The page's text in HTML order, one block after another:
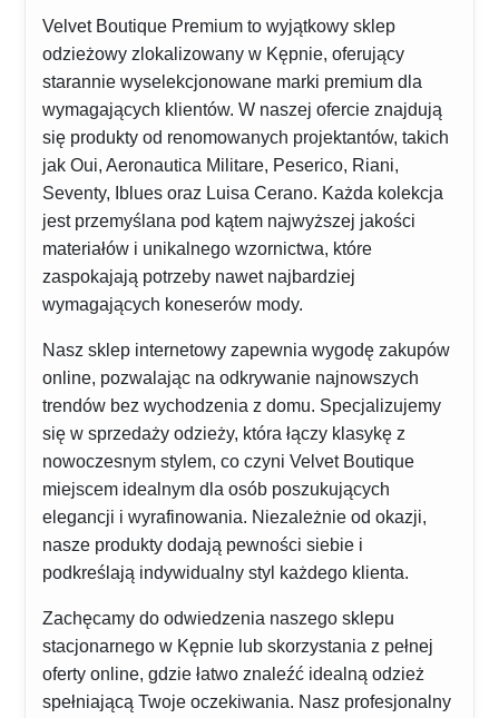
Velvet Boutique Premium to wyjątkowy sklep
odzieżowy zlokalizowany w Kępnie, oferujący
starannie wyselekcjonowane marki premium dla
wymagających klientów. W naszej ofercie znajdują
się produkty od renomowanych projektantów, takich
jak Oui, Aeronautica Militare, Peserico, Riani,
Seventy, Iblues oraz Luisa Cerano. Każda kolekcja
jest przemyślana pod kątem najwyższej jakości
materiałów i unikalnego wzornictwa, które
zaspokajają potrzeby nawet najbardziej
wymagających koneserów mody.
Nasz sklep internetowy zapewnia wygodę zakupów
online, pozwalając na odkrywanie najnowszych
trendów bez wychodzenia z domu. Specjalizujemy
się w sprzedaży odzieży, która łączy klasykę z
nowoczesnym stylem, co czyni Velvet Boutique
miejscem idealnym dla osób poszukujących
elegancji i wyrafinowania. Niezależnie od okazji,
nasze produkty dodają pewności siebie i
podkreślają indywidualny styl każdego klienta.
Zachęcamy do odwiedzenia naszego sklepu
stacjonarnego w Kępnie lub skorzystania z pełnej
oferty online, gdzie łatwo znaleźć idealną odzież
spełniającą Twoje oczekiwania. Nasz profesjonalny